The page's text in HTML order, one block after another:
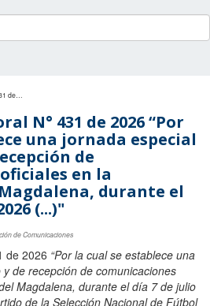
el día 7 de julio de 2026 (...)"
N° 431 de 2026 “Por
una jornada especial
de
en la
durante el
(...)"
de Comunicaciones
de 2026 “Por la cual se establece una
de recepción de comunicaciones
Magdalena, durante el día 7 de julio
de la Selección Nacional de Fútbol